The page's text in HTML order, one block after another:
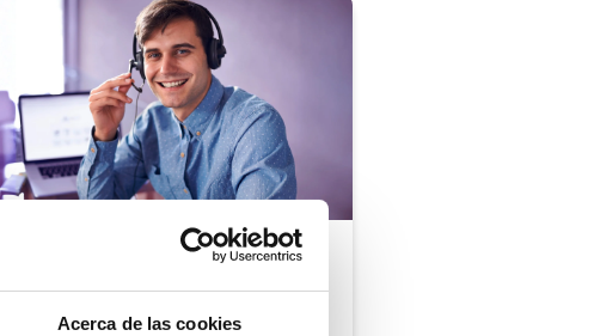
Acerca de las cookies
Cómo comprobar si tu